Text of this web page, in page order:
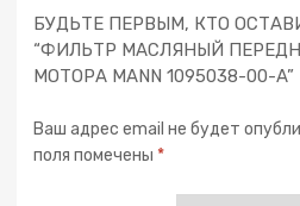
БУДЬТЕ ПЕРВЫМ, КТО
“ФИЛЬТР МАСЛЯНЫЙ
МОТОРА MANN 1095038-00-A”
Ваш адрес email не будет
поля помечены *